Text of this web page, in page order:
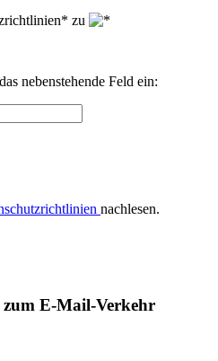
zu
nebenstehende Feld ein:
nachlesen.
E-Mail-Verkehr